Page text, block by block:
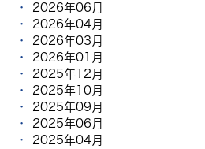
2026年06月
2026年04月
2026年03月
2026年01月
2025年12月
2025年10月
2025年09月
2025年06月
2025年04月